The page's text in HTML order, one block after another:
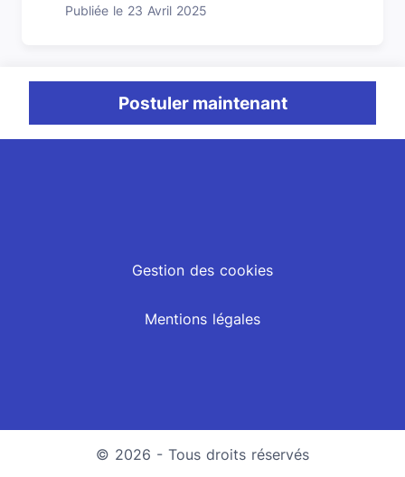
Publiée le
Publiée le 23 Avril 2025
Postuler maintenant
Gestion des cookies
Mentions légales
© 2026 - Tous droits réservés